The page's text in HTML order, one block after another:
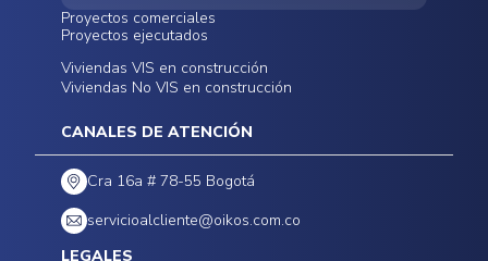
Proyectos comerciales
Funza
Infinitum Zentral
Bodegas - ALMAX
Centro Comercial
Proyectos ejecutados
Conoce nuestros
proyectos ejecutados
Viviendas VIS en construcción
Viviendas No VIS en construcción
CANALES DE ATENCIÓN
Cra 16a # 78-55 Bogotá
servicioalcliente@oikos.com.co
LEGALES